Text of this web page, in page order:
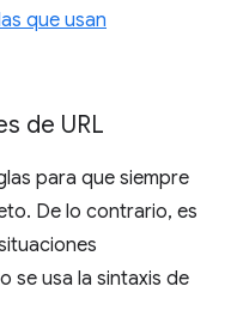
que usan
de URL
para que siempre
De lo contrario, es
se usa la sintaxis de